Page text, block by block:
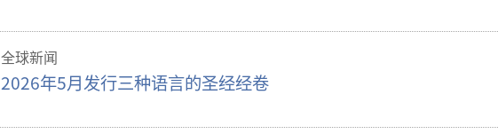
全球新闻
2026年5月发行三种语言的圣经经卷